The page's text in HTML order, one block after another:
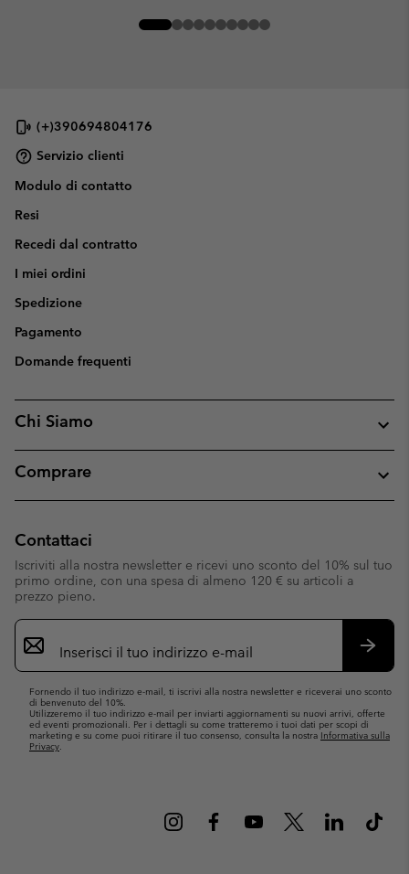
(+)390694804176
Servizio clienti
Modulo di contatto
Resi
Recedi dal contratto
I miei ordini
Spedizione
Pagamento
Domande frequenti
Chi Siamo
Comprare
Contattaci
Iscriviti alla nostra newsletter e ricevi uno sconto del 10% sul tuo
primo ordine, con una spesa di almeno 120 € su articoli a
prezzo pieno.
Iscrizione
e-
mail
Fornendo il tuo indirizzo e-mail, ti iscrivi alla nostra newsletter e riceverai uno sconto
di benvenuto del 10%.
Utilizzeremo il tuo indirizzo e-mail per inviarti aggiornamenti su nuovi arrivi, offerte
ed eventi promozionali. Per i dettagli su come tratteremo i tuoi dati per scopi di
marketing e su come puoi ritirare il tuo consenso, consulta la nostra Informativa sulla
Privacy.